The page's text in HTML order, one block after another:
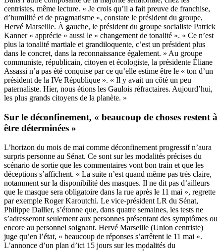
centristes, même lecture. « Je crois qu’il a fait preuve de franchise,
d’humilité et de pragmatisme », constate le président du groupe,
Hervé Marseille. À gauche, le président du groupe socialiste Patrick
Kanner « apprécie » aussi le « changement de tonalité ». « Ce n’est
plus la tonalité martiale et grandiloquente, c’est un président plus
dans le concret, dans la reconnaissance également. » Au groupe
communiste, républicain, citoyen et écologiste, la présidente Éliane
Assassi n’a pas été conquise par ce qu’elle estime être le « ton d’un
président de la IVe République ». « Il y avait un côté un peu
paternaliste. Hier, nous étions les Gaulois réfractaires. Aujourd’hui,
les plus grands citoyens de la planète. »
Sur le déconfinement, « beaucoup de choses restent à
être déterminées »
L’horizon du mois de mai comme déconfinement progressif n’aura
surpris personne au Sénat. Ce sont sur les modalités précises du
scénario de sortie que les commentaires vont bon train et que les
déceptions s’affichent. « La suite n’est quand même pas très claire,
notamment sur la disponibilité des masques. Il ne dit pas d’ailleurs
que le masque sera obligatoire dans la rue après le 11 mai », regrette
par exemple Roger Karoutchi. Le vice-président LR du Sénat,
Philippe Dallier, s’étonne que, dans quatre semaines, les tests ne
s’adresseront seulement aux personnes présentant des symptômes ou
encore au personnel soignant. Hervé Marseille (Union centriste)
juge qu’en l’état, « beaucoup de réponses s’arrêtent le 11 mai ».
L’annonce d’un plan d’ici 15 jours sur les modalités du